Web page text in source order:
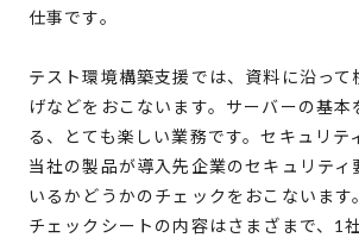
仕事です。
テスト環境構築支援では、資料に沿って
げなどをおこないます。サーバーの基本
る、とても楽しい業務です。セキュリテ
当社の製品が導入先企業のセキュリティ
いるかどうかのチェックをおこないます
チェックシートの内容はさまざまで、1